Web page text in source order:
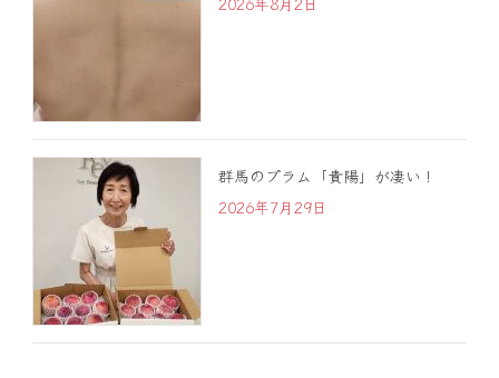
群馬のプラム「貴陽」が凄い！
2026年7月29日